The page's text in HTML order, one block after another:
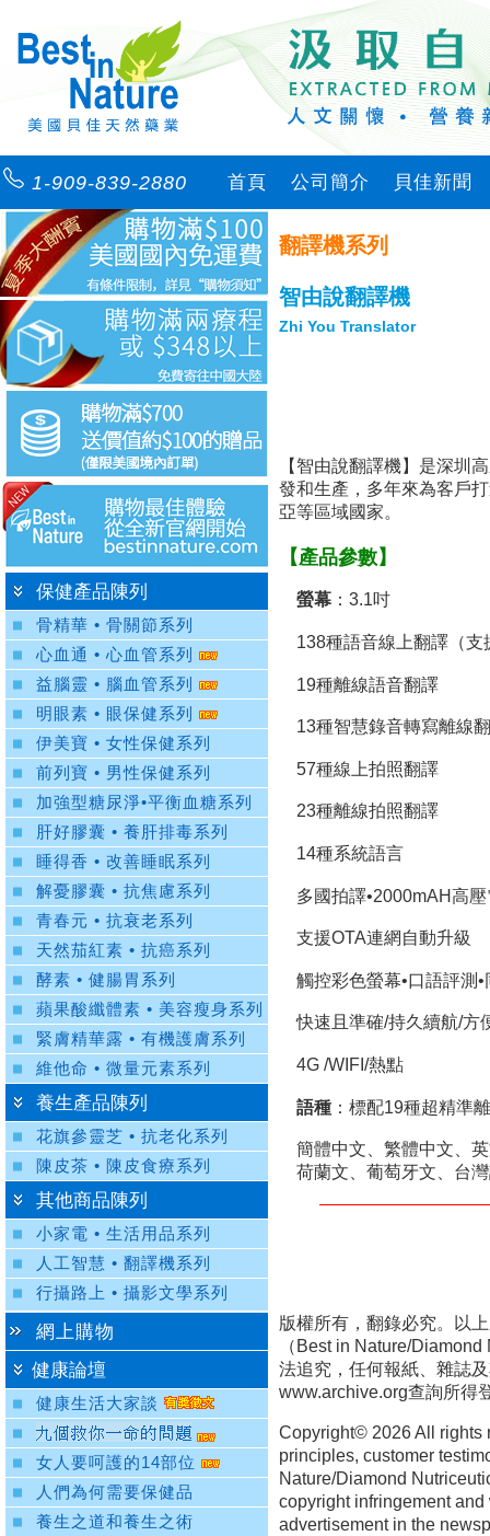
1-909-839-2880 首頁 公司簡介 貝佳新聞
翻譯機系列
智由說翻譯機
Zhi You Translator
【智由說翻譯機】是深圳
發和生產，多年來為客戶
亞等區域國家。
【產品參數】
螢幕 ：3.1吋
138種語音線上翻譯（支
19種離線語音翻譯
13種智慧錄音轉寫離線
57種線上拍照翻譯
23種離線拍照翻譯
14種系統語言
多國拍譯•2000mAH高
支援OTA連網自動升級
觸控彩色螢幕•口語評測
快速且準確/持久續航/方
4G /WIFI/熱點
語種 ：標配19種超精準
簡體中文、繁體中文、
荷蘭文、葡萄牙文、台
版權所有，翻錄必究。以
（Best in Nature/
法追究，任何報紙、雜誌
www.archive.org查詢所得
Copyright© 2026 All rights
principles, customer
Nature/Diamond
copyright infringement
advertisement in the
保健產品陳列
骨精華 • 骨關節系列
心血通 • 心血管系列
益腦靈 • 腦血管系列
明眼素 • 眼保健系列
伊美寶 • 女性保健系列
前列寶 • 男性保健系列
加強型糖尿淨•平衡血糖系列
肝好膠囊 • 養肝排毒系列
睡得香 • 改善睡眠系列
解憂膠囊 • 抗焦慮系列
青春元 • 抗衰老系列
天然茄紅素 • 抗癌系列
酵素 • 健腸胃系列
蘋果酸纖體素 • 美容瘦身系列
緊膚精華露 • 有機護膚系列
維他命 • 微量元素系列
養生產品陳列
花旗參靈芝 • 抗老化系列
陳皮茶 • 陳皮食療系列
其他商品陳列
小家電 • 生活用品系列
人工智慧 • 翻譯機系列
行攝路上 • 攝影文學系列
網上購物
健康論壇
健康生活大家談
女人要呵護的14部位
人們為何需要保健品
養生之道和養生之術